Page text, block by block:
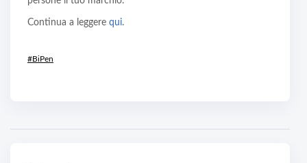
Continua a leggere qui.
#BiPen